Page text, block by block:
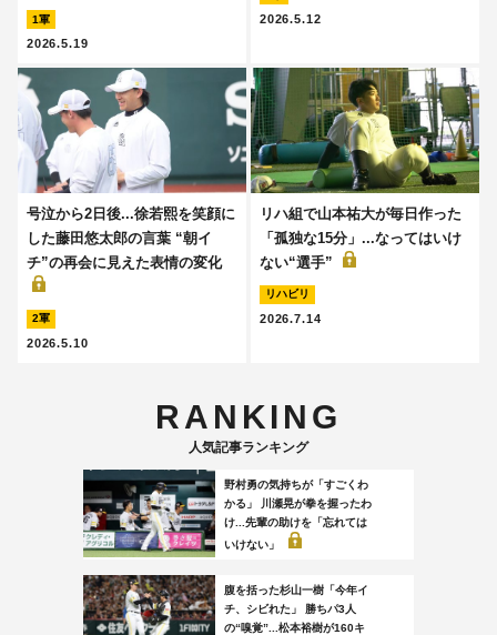
1軍
2026.5.19
2026.5.12
号泣から2日後...徐若熙を笑顔に
した藤田悠太郎の言葉 “朝イ
チ”の再会に見えた表情の変化
2軍
2026.5.10
リハ組で山本祐大が毎日作った
「孤独な15分」...なってはいけ
ない“選手”
リハビリ
2026.7.14
RANKING
人気記事ランキング
野村勇の気持ちが「すごくわ
かる」 川瀬晃が拳を握ったわ
け...先輩の助けを「忘れては
いけない」
腹を括った杉山一樹「今年イ
チ、シビれた」 勝ちパ3人
の“嗅覚”...松本裕樹が160キ